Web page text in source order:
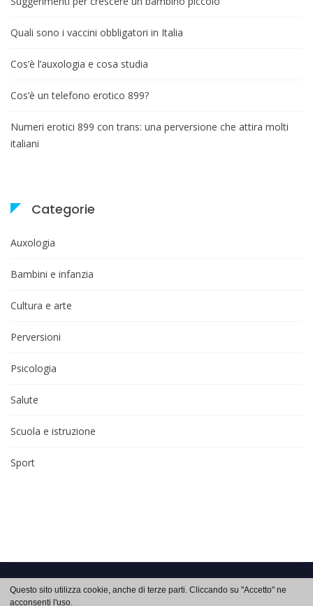
Quali sono i vaccini obbligatori in Italia
Cos’è l’auxologia e cosa studia
Cos’è un telefono erotico 899?
Numeri erotici 899 con trans: una perversione che attira molti
italiani
Categorie
Auxologia
Bambini e infanzia
Cultura e arte
Perversioni
Psicologia
Salute
Scuola e istruzione
Sport
Approfondimenti di salute e benessere suAuxologia. Copyright 2026 © -
Questo sito utilizza cookie, anche di terze parti. Cliccando su "Accetto" ne
acconsenti l'uso.